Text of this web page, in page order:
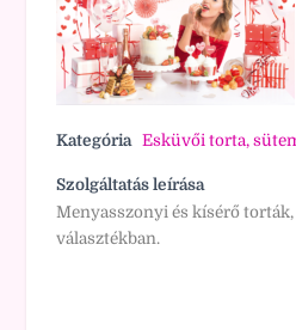
Kategória Esküvői torta,
Szolgáltatás leírása
Menyasszonyi és kísérő
választékban.